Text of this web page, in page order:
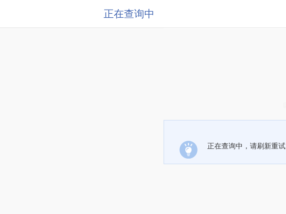
正在查询中
正在查询中，请刷新重试